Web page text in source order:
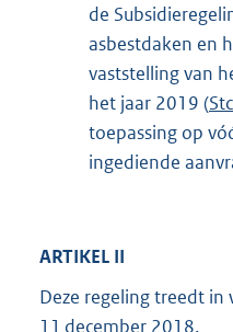
de
asbestdaken en
vaststelling van
het jaar 2019 (
toepassing op
ingediende
ARTIKEL II
Deze regeling treedt
11 december 2018.